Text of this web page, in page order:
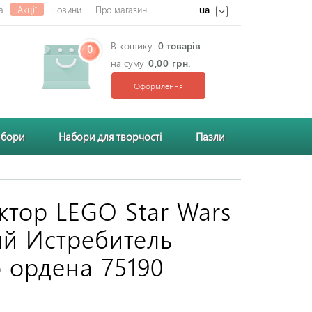
Акції Новини Про магазин ua
0 В кошику: 0 товарів
на суму 0,00 грн.
Оформлення
Набори для творчості Пазли
LEGO Star Wars
Истребитель
75190